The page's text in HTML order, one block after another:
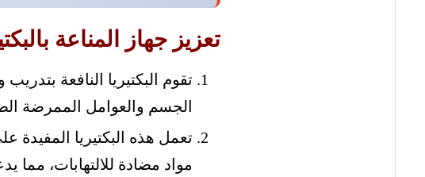
تعزيز جهاز المناعة
تقوم البكتيريا النافعة
الجسم والعوامل الممرضة
تعمل هذه البكتيريا المفيدة
مواد مضادة للالتهابات، مما